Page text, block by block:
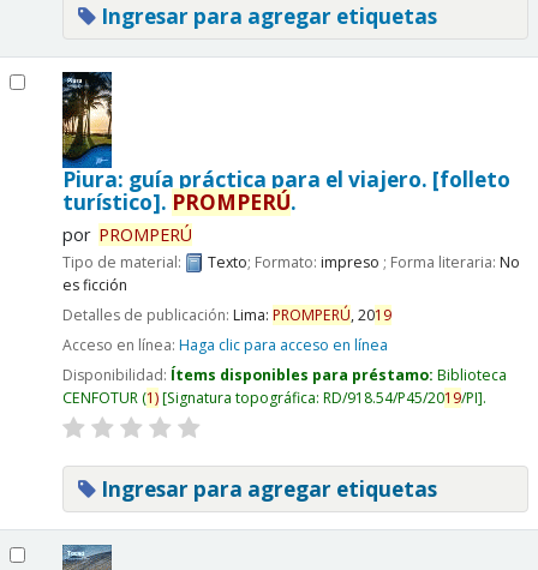
Ingresar para agregar etiquetas
Piura: guía práctica para el viajero. [folleto
turístico]. PROMPERÚ.
por PROMPERÚ
Tipo de material: Texto; Formato: impreso ; Forma literaria: No
es ficción
Detalles de publicación: Lima: PROMPERÚ,2019
Acceso en línea: Haga clic para acceso en línea
Disponibilidad: Ítems disponibles para préstamo: Biblioteca
CENFOTUR(1) Signatura topográfica: RD/918.54/P45/2019/PI .
Ingresar para agregar etiquetas